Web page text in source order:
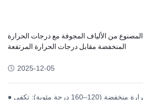
من الألياف المجوفة مع درجات الحرارة
المنخفضة مقابل درجات الحرارة المرتفعة
2025-12-05
● أطراف ذات درجة حرارة منخفضة (120–160 درجة مئوية): تكفي